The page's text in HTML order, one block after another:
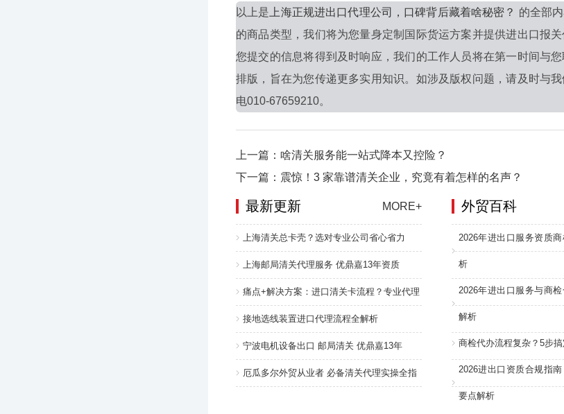
以上是 上海正规进出口代理公司，口碑背后藏着啥秘密？ 的全部
的商品类型，我们将为您量身定制国际货运方案并提供进出口报
您提交的信息将得到及时响应，我们的工作人员将在第一时间与
排版，旨在为您传递更多实用知识。如涉及版权问题，请及时与
电010-67659210。
上一篇：啥清关服务能一站式降本又控险？
下一篇：震惊！3 家靠谱清关企业，究竟有着怎样的名声？
最新更新 MORE+
上海清关总卡壳？选对专业公司省心省力
上海邮局清关代理服务 优鼎嘉13年资质
痛点+解决方案：进口清关卡流程？专业代理
接地选线装置进口代理流程全解析
宁波电机设备出口 邮局清关 优鼎嘉13年
厄瓜多尔外贸从业者 必备清关代理实操全指
外贸百科
2026年进出口服务资质
析
2026年进出口服务与商
解析
商检代办流程复杂？5步
2026进出口资质合规指
要点解析